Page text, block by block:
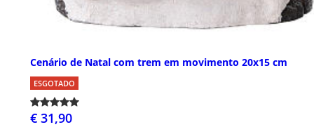
Cenário de Natal com trem em movimento 20x15 cm
ESGOTADO
€ 31,90